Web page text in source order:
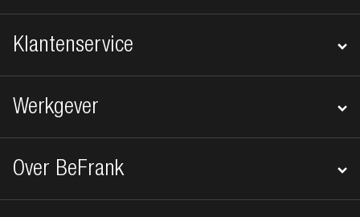
Klantenservice
Werkgever
Over BeFrank